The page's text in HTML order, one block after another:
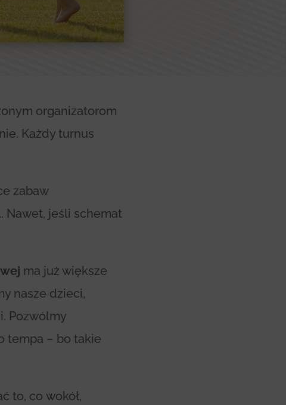
organizatorom
Każdy turnus
zabaw
Nawet, jeśli schemat
ma już większe
nasze dzieci,
Pozwólmy
tempa – bo takie
to, co wokół,